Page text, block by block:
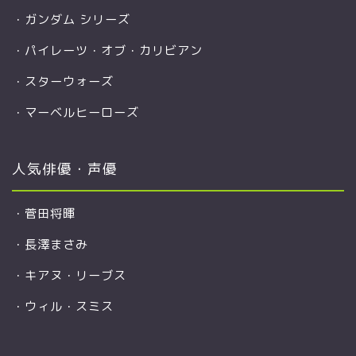
・ ガンダム シリーズ
・ パイレーツ・オブ・カリビアン
・ スターウォーズ
・ マーベルヒーローズ
人気俳優・声優
・ 菅田将暉
・ 長澤まさみ
・ キアヌ・リーブス
・ ウィル・スミス